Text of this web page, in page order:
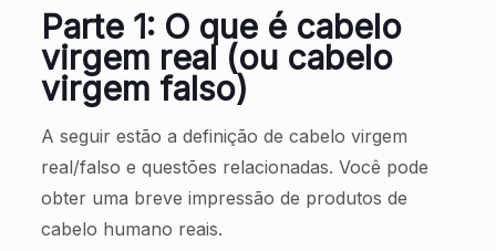
Parte 1: O que é cabelo
virgem real (ou cabelo
virgem falso)
A seguir estão a definição de cabelo virgem
real/falso e questões relacionadas. Você pode
obter uma breve impressão de produtos de
cabelo humano reais.